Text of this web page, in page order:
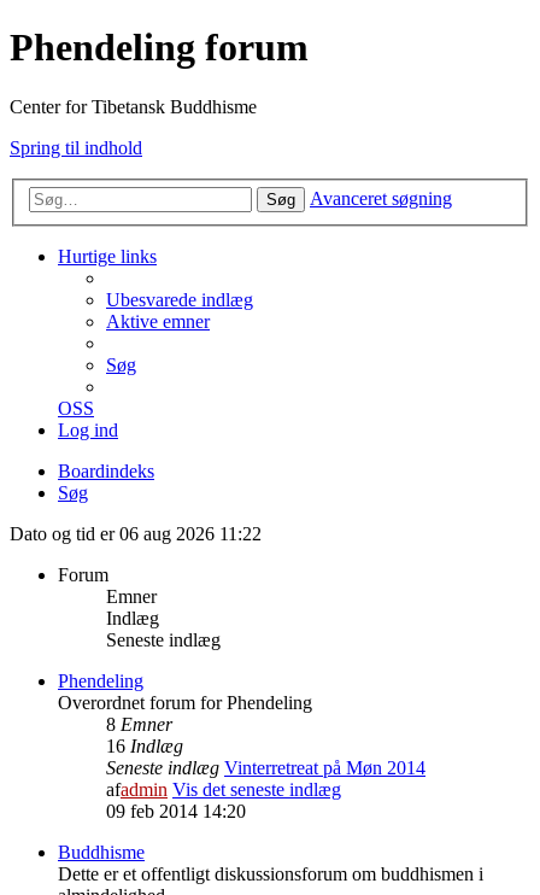
Phendeling forum
Center for Tibetansk Buddhisme
Spring til indhold
Søg Avanceret søgning
Hurtige links
Ubesvarede indlæg
Aktive emner
Søg
OSS
Log ind
Boardindeks
Søg
Dato og tid er 06 aug 2026 11:22
Forum
Emner
Indlæg
Seneste indlæg
Phendeling
Overordnet forum for Phendeling
8 Emner
16 Indlæg
Seneste indlæg Vinterretreat på Møn 2014
afadmin Vis det seneste indlæg
09 feb 2014 14:20
Buddhisme
Dette er et offentligt diskussionsforum om buddhismen i